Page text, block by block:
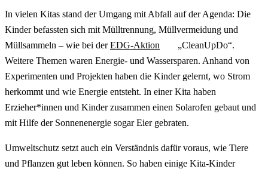
In vielen Kitas stand der Umgang mit Abfall auf der Agenda: Die
Kinder befassten sich mit Mülltrennung, Müllvermeidung und
Müllsammeln – wie bei derEDG-Aktion „CleanUpDo“.
Weitere Themen waren Energie- und Wassersparen. Anhand von
Experimenten und Projekten haben die Kinder gelernt, wo Strom
herkommt und wie Energie entsteht. In einer Kita haben
Erzieher*innen und Kinder zusammen einen Solarofen gebaut und
mit Hilfe der Sonnenenergie sogar Eier gebraten.
Umweltschutz setzt auch ein Verständnis dafür voraus, wie Tiere
und Pflanzen gut leben können. So haben einige Kita-Kinder